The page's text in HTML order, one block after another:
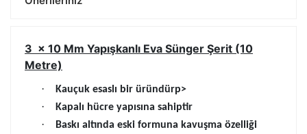
3 x 10 Mm Yapışkanlı Eva Sünger Şerit (10
Metre)
· Kauçuk esaslı bir üründürp>
· Kapalı hücre yapısına sahiptir
·
Baskı altında eski formuna kavuşma özelliği